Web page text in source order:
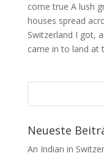
come true A lush
houses spread
Switzerland I got,
came in to land at
Neueste
An Indian in